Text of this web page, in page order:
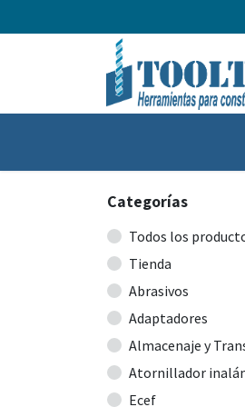
Categorías
Todos los
Tienda
Abrasivos
Adaptadores
Almacenaje y
Atornillador
Ecef